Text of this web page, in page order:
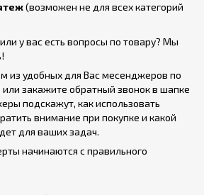
(возможен не для всех категорий
у вас есть вопросы по товару? Мы
из удобных для Вас месенджеров по
или закажите обратный звонок в шапке
подскажут, как использовать
внимание при покупке и какой
для ваших задач.
начинаются с правильного